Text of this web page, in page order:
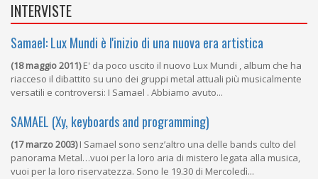
INTERVISTE
Samael: Lux Mundi è l'inizio di una nuova era artistica
(18 maggio 2011)E' da poco uscito il nuovo Lux Mundi , album che ha
riacceso il dibattito su uno dei gruppi metal attuali più musicalmente
versatili e controversi: I Samael . Abbiamo avuto...
SAMAEL (Xy, keyboards and programming)
(17 marzo 2003)I Samael sono senz’altro una delle bands culto del
panorama Metal…vuoi per la loro aria di mistero legata alla musica,
vuoi per la loro riservatezza. Sono le 19.30 di Mercoledì...